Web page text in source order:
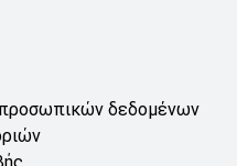
προσωπικών δεδομένων